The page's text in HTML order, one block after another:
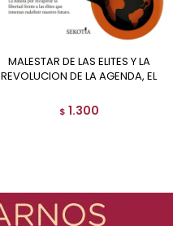
MALESTAR DE LAS ELITES Y LA
REVOLUCION DE LA AGENDA, EL
$ 1.300